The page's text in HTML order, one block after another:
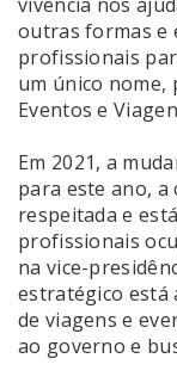
outras formas e
profissionais
um único nome,
Eventos e
Em 2021, a
para este ano,
respeitada e
profissionais
na vice-
estratégico está
de viagens e
ao governo e